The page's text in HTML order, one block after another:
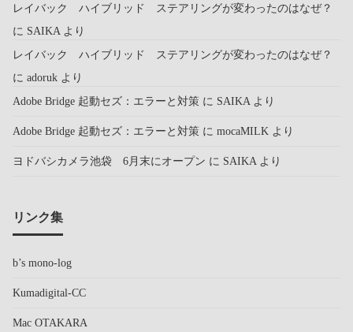
レイバック ハイブリッド ステアリングが変わったのはなぜ？
に SAIKA より
レイバック ハイブリッド ステアリングが変わったのはなぜ？
に adoruk より
Adobe Bridge 起動セズ：エラーと対策 に SAIKA より
Adobe Bridge 起動セズ：エラーと対策 に mocaMILK より
ヨドバシカメラ池袋 6月末にオープン に SAIKA より
リンク集
b’s mono-log
Kumadigital-CC
Mac OTAKARA